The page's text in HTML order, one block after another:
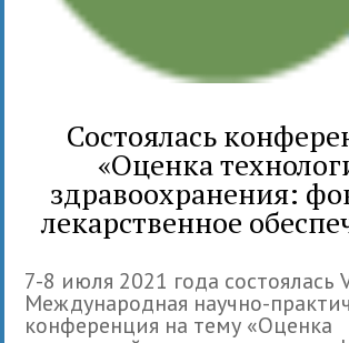
Состоялась
«Оценка
здравоохранения:
лекарственное
7-8 июля 2021 года состоялась
Международная научно-
конференция на тему «Оценка